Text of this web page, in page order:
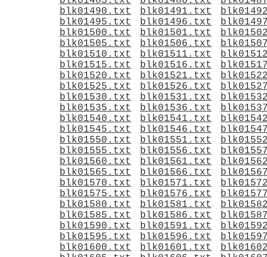
blk01490.txt
blk01491.txt
blk01495.txt
blk01496.txt
blk01500.txt
blk01501.txt
blk01505.txt
blk01506.txt
blk01510.txt
blk01511.txt
blk01515.txt
blk01516.txt
blk01520.txt
blk01521.txt
blk01525.txt
blk01526.txt
blk01530.txt
blk01531.txt
blk01535.txt
blk01536.txt
blk01540.txt
blk01541.txt
blk01545.txt
blk01546.txt
blk01550.txt
blk01551.txt
blk01555.txt
blk01556.txt
blk01560.txt
blk01561.txt
blk01565.txt
blk01566.txt
blk01570.txt
blk01571.txt
blk01575.txt
blk01576.txt
blk01580.txt
blk01581.txt
blk01585.txt
blk01586.txt
blk01590.txt
blk01591.txt
blk01595.txt
blk01596.txt
blk01600.txt
blk01601.txt